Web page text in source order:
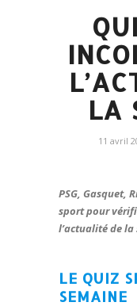
LA
11 avril
PSG, Gasquet,
sport pour
l’actualité de la
LE QUIZ
SEMAINE